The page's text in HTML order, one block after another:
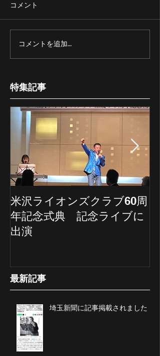
特集記事
最新記事
コメント
コメントを追加…
米沢ライオンズクラブ60周
年記念式典 記念ライブに
出演
埼玉新聞に記事掲載されました